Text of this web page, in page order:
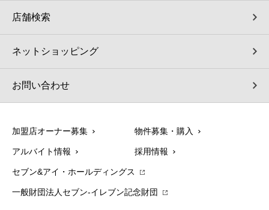
店舗検索
ネットショッピング
お問い合わせ
加盟店オーナー募集 物件募集・購入
アルバイト情報 採用情報
セブン&アイ・ホールディングス
一般財団法人セブン-イレブン記念財団